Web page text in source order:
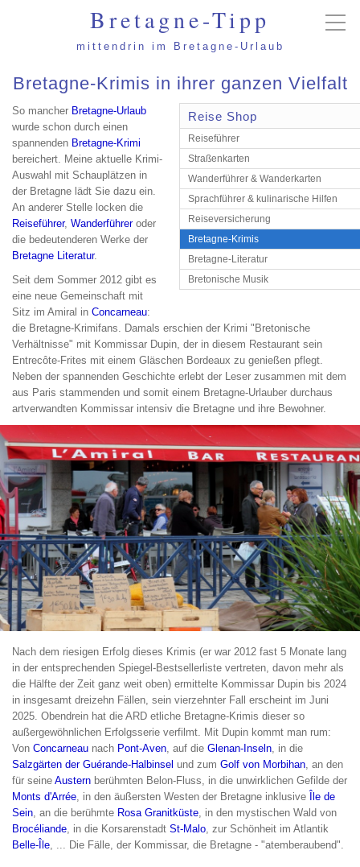
Bretagne-Tipp
mittendrin im Bretagne-Urlaub
Bretagne-Krimis in ihrer ganzen Vielfalt
Reise Shop
Reiseführer
Straßenkarten
Wanderführer & Wanderkarten
Sprachführer & kulinarische Hilfen
Reiseversicherung
Bretagne-Krimis
Bretagne-Literatur
Bretonische Musik
So mancher Bretagne-Urlaub
wurde schon durch einen
spannenden Bretagne-Krimi
bereichert. Meine aktuelle Krimi-
Auswahl mit Schauplätzen in
der Bretagne lädt Sie dazu ein.
An anderer Stelle locken die
Reiseführer, Wanderführeroder
die bedeutenderen Werke der
Bretagne Literatur.
Seit dem Sommer 2012 gibt es
eine neue Gemeinschaft mit
Sitz im Amiral in Concarneau:
die Bretagne-Krimifans. Damals erschien der Krimi "Bretonische
Verhältnisse" mit Kommissar Dupin, der in diesem Restaurant sein
Entrecôte-Frites mit einem Gläschen Bordeaux zu genießen pflegt.
Neben der spannenden Geschichte erlebt der Leser zusammen mit dem
aus Paris stammenden und somit einem Bretagne-Urlauber durchaus
artverwandten Kommissar intensiv die Bretagne und ihre Bewohner.
Nach dem riesigen Erfolg dieses Krimis (er war 2012 fast 5 Monate lang
in der entsprechenden Spiegel-Bestsellerliste vertreten, davon mehr als
die Hälfte der Zeit ganz weit oben) ermittelte Kommissar Dupin bis 2024
in insgesamt dreizehn Fällen, sein vierzehnter Fall erscheint im Juni
2025. Obendrein hat die ARD etliche Bretagne-Krimis dieser so
außergewöhnlichen Erfolgsserie verfilmt. Mit Dupin kommt man rum:
Von Concarneau nach Pont-Aven , auf die Glenan-Inseln , in die
Salzgärten der Guérande-Halbinsel und zum Golf von Morbihan , an den
für seine Austern berühmten Belon-Fluss, in die unwirklichen Gefilde der
Monts d'Arrée , in den äußersten Westen der Bretagne inklusive
Île de
Sein , an die berühmte Rosa Granitküste , in den mystischen Wald von
Brocéliande , in die Korsarenstadt St-Malo , zur Schönheit im Atlantik
Belle-Île , ... Die Fälle, der Kommissar, die Bretagne - "atemberaubend".